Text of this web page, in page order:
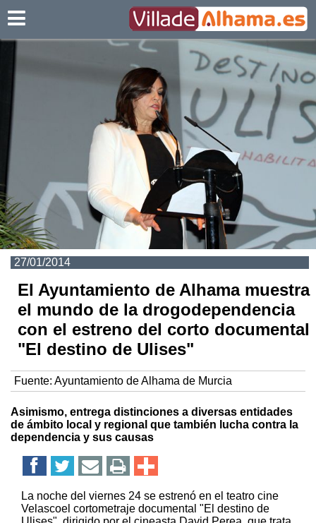
27/01/2014
El Ayuntamiento de Alhama muestra
el mundo de la drogodependencia
con el estreno del corto documental
"El destino de Ulises"
Fuente: Ayuntamiento de Alhama de Murcia
Asimismo, entrega distinciones a diversas entidades
de ámbito local y regional que también lucha contra la
dependencia y sus causas
La noche del viernes 24 se estrenó en el teatro cine
Velascoel cortometraje documental "El destino de